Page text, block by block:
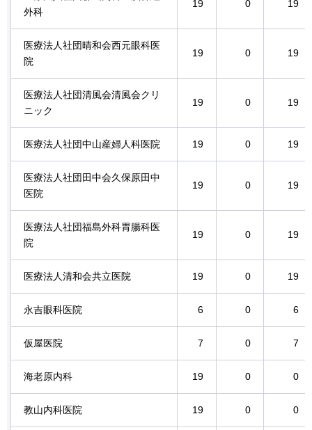
外科
19 0 19
医療法人社団晴和会西元眼科医
院
19 0 19
医療法人社団清風会清風会クリ
ニック
19 0 19
医療法人社団中山産婦人科医院 19 0 19
医療法人社団田中会久保原田中
医院
19 0 19
医療法人社団福島外科胃腸科医
院
19 0 19
医療法人清和会共立医院 19 0 19
永吉眼科医院 6 0 6
仮屋医院 7 0 7
海老原内科 19 0 0
教山内科医院 19 0 0